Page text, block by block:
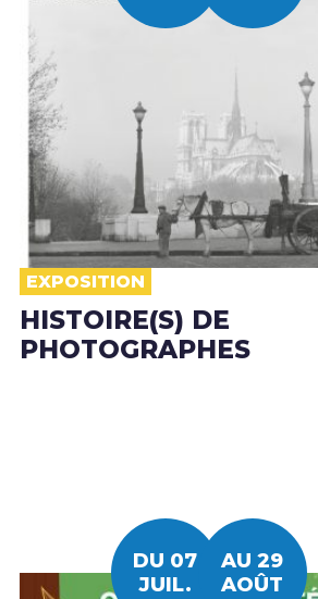
EXPOSITION
HISTOIRE(S) DE
PHOTOGRAPHES
DU 07
JUIL.
AU 29
AOÛT